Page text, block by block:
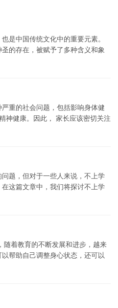
是中国传统文化中的重要元素。
的存在，被赋予了多种含义和象
重的社会问题，包括影响身体健
神健康。因此， 家长应该密切关注
题，但对于一些人来说，不上学
这篇文章中，我们将探讨不上学
随着教育的不断发展和进步，越来
帮助自己调整身心状态，还可以